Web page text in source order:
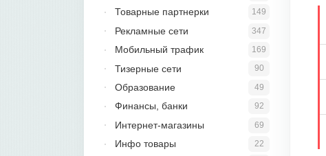
149
Товарные партнерки
347
Рекламные сети
169
Мобильный трафик
90
Тизерные сети
49
Образование
92
Финансы, банки
69
Интернет-магазины
22
Инфо товары